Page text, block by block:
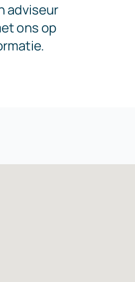
adviseur
ons op